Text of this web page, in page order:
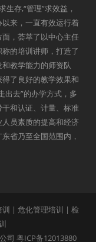
生存,“管理”求效益，
来，一直有效运行着
，荟萃了以中心主任
的培训讲师，打造了
教学能力的师资队
了良好的教学效果和
出去”的办学方式，多
和认证、计量、标准
员素质的提高和经济
省乃至全国范围内，
| 危化管理培训 | 检
司 粤ICP备12013880